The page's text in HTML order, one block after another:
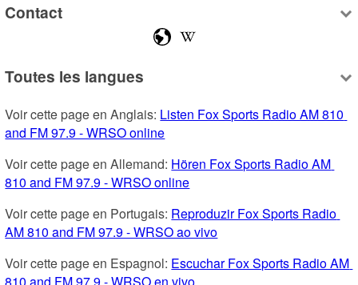
Contact
Toutes les langues
Voir cette page en Anglais: Listen Fox Sports Radio AM 810
and FM 97.9 - WRSO online
Voir cette page en Allemand: Hören Fox Sports Radio AM
810 and FM 97.9 - WRSO online
Voir cette page en Portugais: Reproduzir Fox Sports Radio
AM 810 and FM 97.9 - WRSO ao vivo
Voir cette page en Espagnol: Escuchar Fox Sports Radio AM
810 and FM 97.9 - WRSO en vivo